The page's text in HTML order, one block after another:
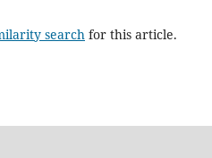
search for this article.